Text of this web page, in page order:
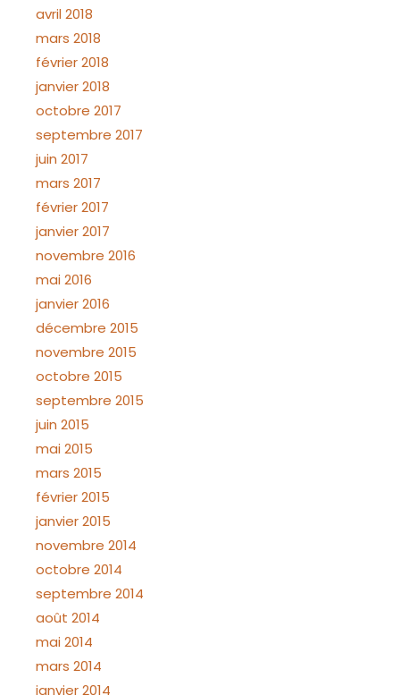
avril 2018
mars 2018
février 2018
janvier 2018
octobre 2017
septembre 2017
juin 2017
mars 2017
février 2017
janvier 2017
novembre 2016
mai 2016
janvier 2016
décembre 2015
novembre 2015
octobre 2015
septembre 2015
juin 2015
mai 2015
mars 2015
février 2015
janvier 2015
novembre 2014
octobre 2014
septembre 2014
août 2014
mai 2014
mars 2014
janvier 2014